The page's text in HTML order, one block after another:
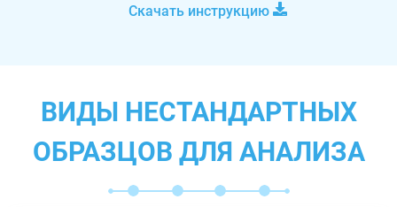
Скачать инструкцию
ВИДЫ НЕСТАНДАРТНЫХ
ОБРАЗЦОВ ДЛЯ АНАЛИЗА